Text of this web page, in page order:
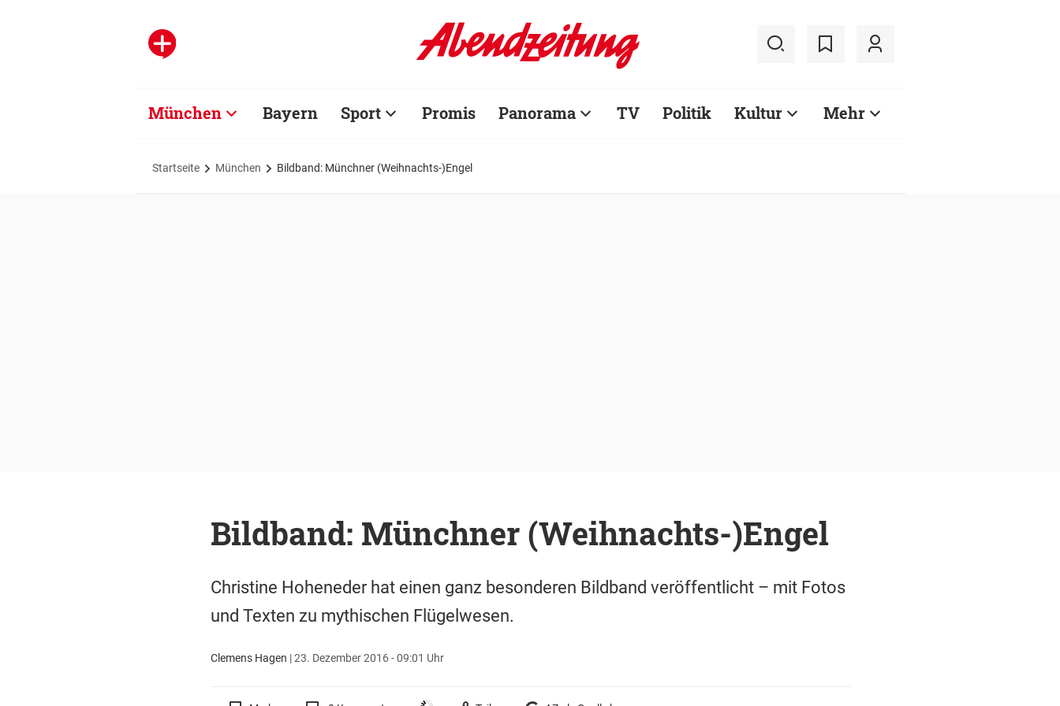
München Bayern Sport Promis Panorama TV Politik Kultur Mehr
Startseite München Bildband: Münchner (Weihnachts-)Engel
Bildband: Münchner (Weihnachts-)Engel
Christine Hoheneder hat einen ganz besonderen Bildband veröffentlicht – mit Fotos
und Texten zu mythischen Flügelwesen.
Clemens Hagen |23. Dezember 2016 - 09:01 Uhr